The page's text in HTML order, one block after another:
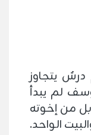
يتجاوز
لم يبدأ
من إخوته
الواحد.